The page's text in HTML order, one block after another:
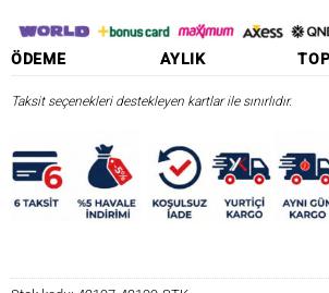
ÖDEME AYLIK
Taksit seçenekleri destekleyen kartlar ile sınırlıdır.